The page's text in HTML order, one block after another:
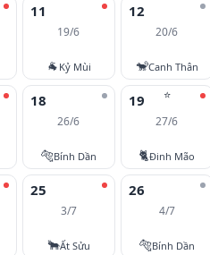
11
19/6
🐐 Kỷ Mùi
12
20/6
🐒Canh Thân
18
26/6
🐅Bính Dần
⭐
19
27/6
🐈Đinh Mão
25
3/7
🐂Ất Sửu
26
4/7
🐅Bính Dần